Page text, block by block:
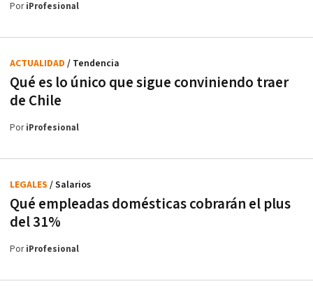
PoriProfesional
Qué es lo único que sigue conviniendo traer
de Chile
ACTUALIDAD / Tendencia
PoriProfesional
Qué empleadas domésticas cobrarán el plus
del 31%
LEGALES / Salarios
PoriProfesional